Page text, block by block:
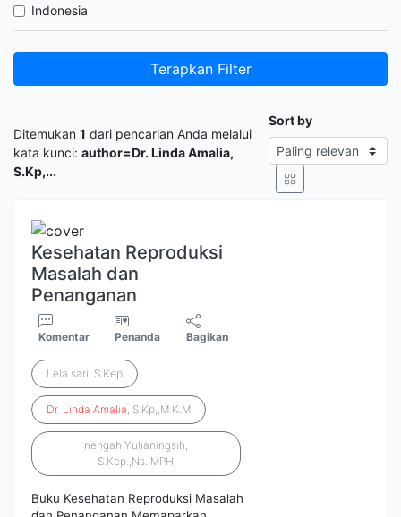
Indonesia
Terapkan Filter
Ditemukan 1 dari pencarian Anda melalui
kata kunci: author=Dr. Linda Amalia,
S.Kp,...
Sort by
Kesehatan Reproduksi
Masalah dan
Penanganan
Komentar Penanda Bagikan
Lela sari, S.Kep
Dr. Linda Amalia , S.Kp,,M.K.M
nengah Yulianingsih,
S.Kep.,Ns.,MPH
Buku Kesehatan Reproduksi Masalah